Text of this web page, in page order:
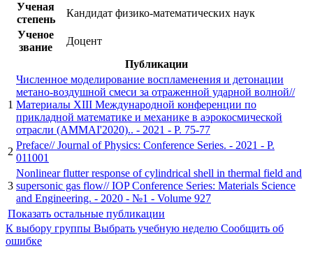
Ученая
степень
Кандидат физико-математических наук
Ученое
звание
Доцент
Публикации
1
Численное моделирование воспламенения и детонации
метано-воздушной смеси за отраженной ударной волной//
Материалы XIII Международной конференции по
прикладной математике и механике в аэрокосмической
отрасли (AMMAI'2020).. - 2021 - P. 75-77
2
Preface// Journal of Physics: Conference Series. - 2021 - P.
011001
3
Nonlinear flutter response of cylindrical shell in thermal field and
supersonic gas flow// IOP Conference Series: Materials Science
and Engineering. - 2020 - №1 - Volume 927
Показать остальные публикации
К выбору группы Выбрать учебную неделю Сообщить об
ошибке